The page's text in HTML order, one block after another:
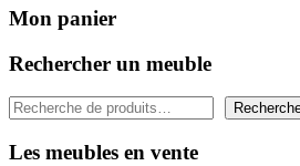
Mon panier
Rechercher un meuble
Rechercher
Les meubles en vente